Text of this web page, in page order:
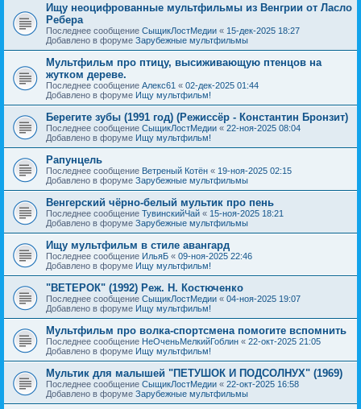
Ищу неоцифрованные мультфильмы из Венгрии от Ласло
Ребера
Последнее сообщение СыщикЛостМедии « 15-дек-2025 18:27
Добавлено в форуме Зарубежные мультфильмы
Мультфильм про птицу, высиживающую птенцов на
жутком дереве.
Последнее сообщение Алекс61 « 02-дек-2025 01:44
Добавлено в форуме Ищу мультфильм!
Берегите зубы (1991 год) (Режиссёр - Константин Бронзит)
Последнее сообщение СыщикЛостМедии « 22-ноя-2025 08:04
Добавлено в форуме Ищу мультфильм!
Рапунцель
Последнее сообщение Ветреный Котён « 19-ноя-2025 02:15
Добавлено в форуме Зарубежные мультфильмы
Венгерский чёрно-белый мультик про пень
Последнее сообщение ТувинскийЧай « 15-ноя-2025 18:21
Добавлено в форуме Зарубежные мультфильмы
Ищу мультфильм в стиле авангард
Последнее сообщение ИльяБ « 09-ноя-2025 22:46
Добавлено в форуме Ищу мультфильм!
"ВЕТЕРОК" (1992) Реж. Н. Костюченко
Последнее сообщение СыщикЛостМедии « 04-ноя-2025 19:07
Добавлено в форуме Ищу мультфильм!
Мультфильм про волка-спортсмена помогите вспомнить
Последнее сообщение НеОченьМелкийГоблин « 22-окт-2025 21:05
Добавлено в форуме Ищу мультфильм!
Мультик для малышей "ПЕТУШОК И ПОДСОЛНУХ" (1969)
Последнее сообщение СыщикЛостМедии « 22-окт-2025 16:58
Добавлено в форуме Зарубежные мультфильмы